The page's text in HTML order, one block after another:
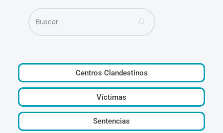
Centros Clandestinos
Víctimas
Sentencias